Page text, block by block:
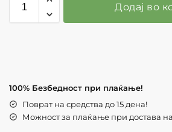
Додај во
100% Безбедност при плаќање!
Поврат на средства до 15 дена!
Можност за плаќање при достава